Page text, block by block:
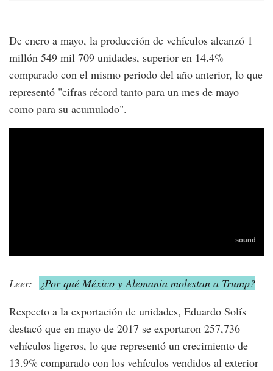
De enero a mayo, la producción de vehículos alcanzó 1
millón 549 mil 709 unidades, superior en 14.4%
comparado con el mismo periodo del año anterior, lo que
representó "cifras récord tanto para un mes de mayo
como para su acumulado".
Leer:
¿Por qué México y Alemania molestan a Trump?
Respecto a la exportación de unidades, Eduardo Solís
destacó que en mayo de 2017 se exportaron 257,736
vehículos ligeros, lo que representó un crecimiento de
13.9% comparado con los vehículos vendidos al exterior